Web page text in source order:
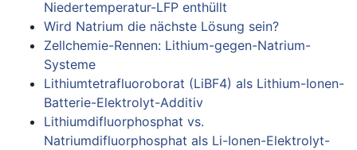
Niedertemperatur-LFP enthüllt
Wird Natrium die nächste Lösung sein?
Zellchemie-Rennen: Lithium-gegen-Natrium-
Systeme
Lithiumtetrafluoroborat (LiBF4) als Lithium-Ionen-
Batterie-Elektrolyt-Additiv
Lithiumdifluorphosphat vs.
Natriumdifluorphosphat als Li-Ionen-Elektrolyt-